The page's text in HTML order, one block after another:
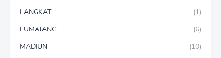
LANGKAT
(1)
LUMAJANG
(6)
MADIUN
(10)